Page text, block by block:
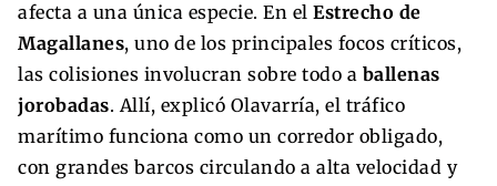
afecta a una única especie. En el Estrecho de
Magallanes, uno de los principales focos críticos,
las colisiones involucran sobre todo a ballenas
jorobadas. Allí, explicó Olavarría, el tráfico
marítimo funciona como un corredor obligado,
con grandes barcos circulando a alta velocidad y